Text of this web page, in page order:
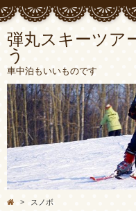
弾丸スキーツア
う
車中泊もいいものです
> スノボ